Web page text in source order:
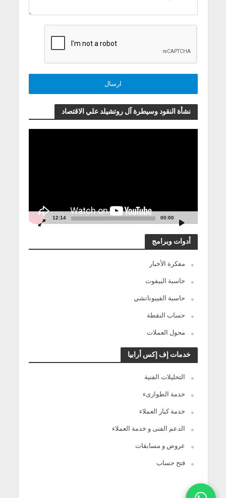
نشأة النقود وسيطرة آل روتشيلد علي الاقتصاد
00:00
12:14
أدوات وبرامج
مفكرة الأخبار
حاسبة البيفوت
حاسبة الفيبوناتشي
حساب النقطة
محول العملات
خدمات إف إكس أرابيا
التحليلات الفنية
خدمة الطوارىء
خدمة كبار العملاء
الدعم الفنى و خدمة العملاء
عروض و مسابقات
فتح حساب